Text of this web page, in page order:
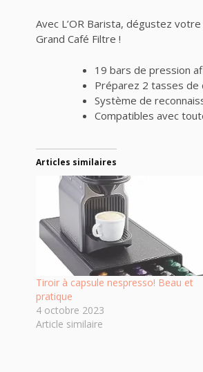
Avec L’OR Barista, dégustez
Grand Café Filtre !
19 bars de pression
Préparez 2 tasses de
Système de
Compatibles avec
Articles similaires
Tiroir à capsule nespresso! Beau et
pratique
4 octobre 2023
Article similaire